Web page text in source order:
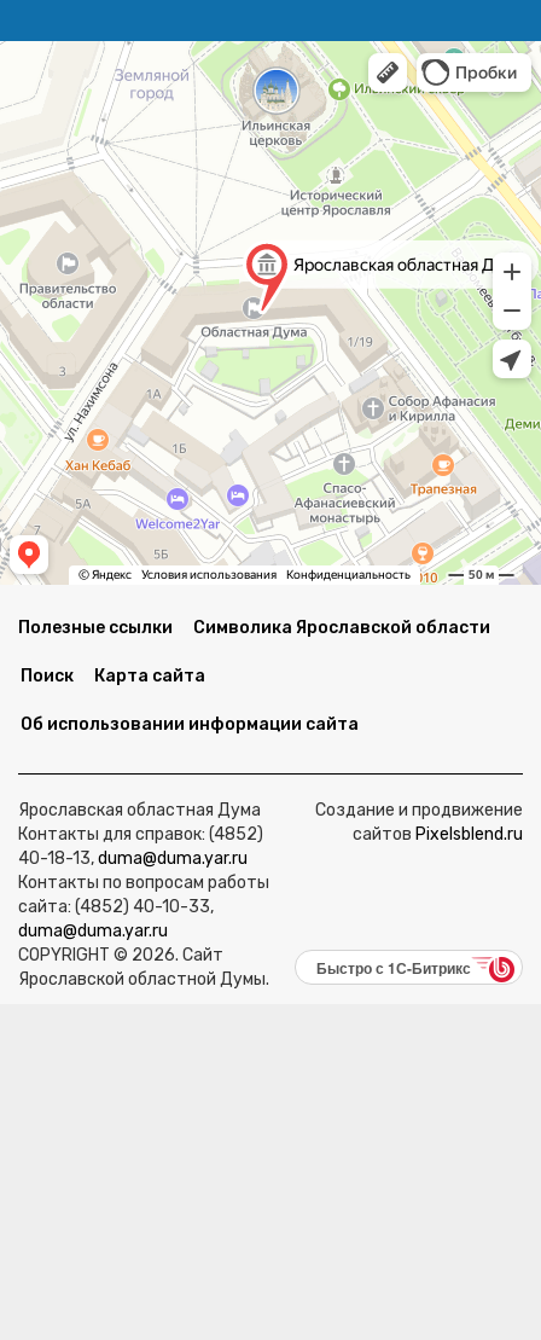
Полезные ссылки Символика Ярославской области
Поиск Карта сайта
Об использовании информации сайта
Ярославская областная Дума
Контакты для справок: (4852)
40-18-13,duma@duma.yar.ru
Контакты по вопросам работы
сайта: (4852) 40-10-33,
duma@duma.yar.ru
COPYRIGHT © 2026. Сайт
Ярославской областной Думы.
Создание и продвижение
сайтов Pixelsblend.ru
Быстро с 1С-Битрикс